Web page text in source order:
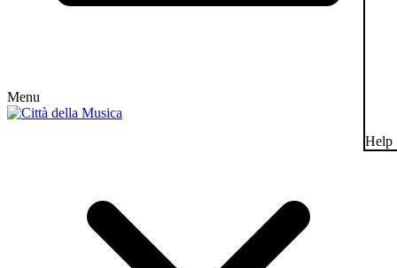
Menu
Help